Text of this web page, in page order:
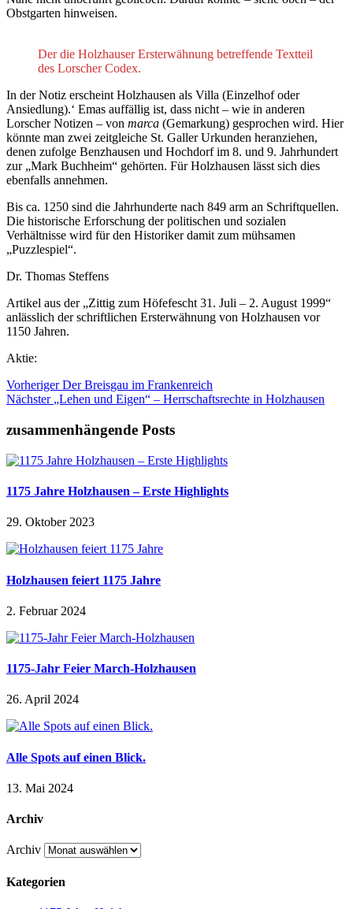
Obstgarten hinweisen.
Der die Holzhauser Ersterwähnung betreffende Textteil
des Lorscher Codex.
In der Notiz erscheint Holzhausen als Villa (Einzelhof oder
Ansiedlung).‘ Emas auffällig ist, dass nicht – wie in anderen
Lorscher Notizen – von marca (Gemarkung) gesprochen wird. Hier
könnte man zwei zeitgleiche St. Galler Urkunden heranziehen,
denen zufolge Benzhausen und Hochdorf im 8. und 9. Jahrhundert
zur „Mark Buchheim“ gehörten. Für Holzhausen lässt sich dies
ebenfalls annehmen.
Bis ca. 1250 sind die Jahrhunderte nach 849 arm an Schriftquellen.
Die historische Erforschung der politischen und sozialen
Verhältnisse wird für den Historiker damit zum mühsamen
„Puzzlespiel“.
Dr. Thomas Steffens
Artikel aus der „Zittig zum Höfefescht 31. Juli – 2. August 1999“
anlässlich der schriftlichen Ersterwähnung von Holzhausen vor
1150 Jahren.
Aktie:
Vorheriger Der Breisgau im Frankenreich
Nächster „Lehen und Eigen“ – Herrschaftsrechte in Holzhausen
zusammenhängende Posts
1175 Jahre Holzhausen – Erste Highlights
29. Oktober 2023
Holzhausen feiert 1175 Jahre
2. Februar 2024
1175-Jahr Feier March-Holzhausen
26. April 2024
Alle Spots auf einen Blick.
13. Mai 2024
Archiv
Archiv
Kategorien